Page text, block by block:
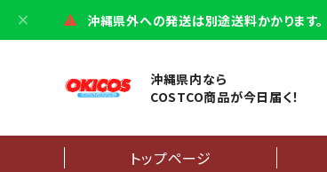
沖縄県外への発送は別途送料かかります。
沖縄県内なら
COSTCO商品が今日届く！
トップページ